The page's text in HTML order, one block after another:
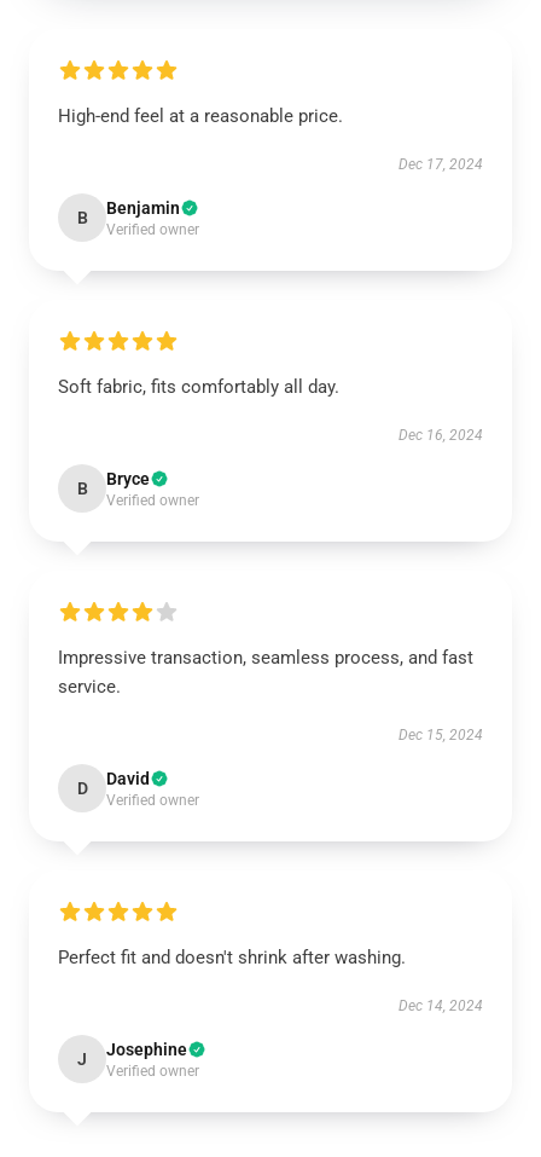
High-end feel at a reasonable price.
Dec 17, 2024
B Benjamin
Verified owner
Soft fabric, fits comfortably all day.
Dec 16, 2024
B Bryce
Verified owner
Impressive transaction, seamless process, and fast
service.
Dec 15, 2024
D David
Verified owner
Perfect fit and doesn't shrink after washing.
Dec 14, 2024
J Josephine
Verified owner